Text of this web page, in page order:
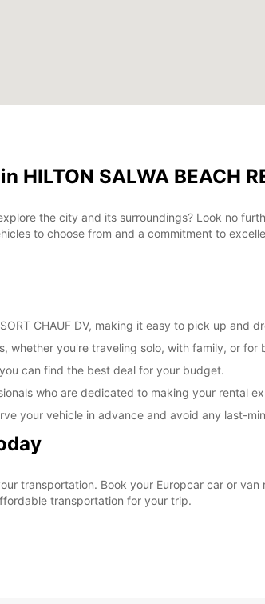
HILTON SALWA BEACH
the city and its surroundings? Look no
to choose from and a commitment to
CHAUF DV, making it easy to pick up and
whether you're traveling solo, with family, or for
can find the best deal for your budget.
who are dedicated to making your rental
your vehicle in advance and avoid any last-
transportation. Book your Europcar car or van
transportation for your trip.